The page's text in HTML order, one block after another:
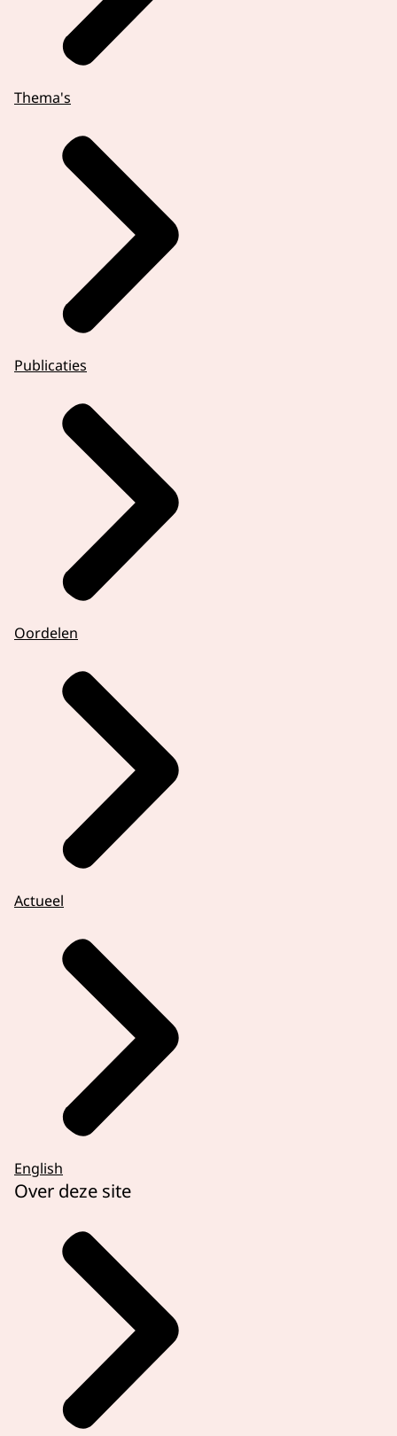
Thema's
Publicaties
Oordelen
Actueel
English
Over deze site